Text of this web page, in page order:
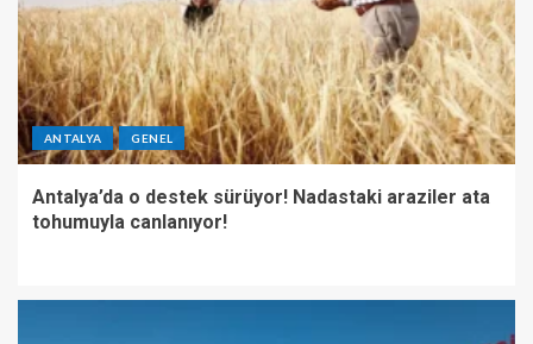
ANTALYA GENEL
Antalya’da o destek sürüyor! Nadastaki araziler ata
tohumuyla canlanıyor!